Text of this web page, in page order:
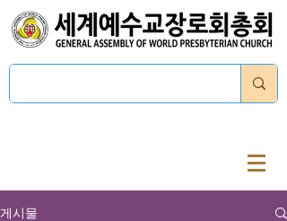
게시물